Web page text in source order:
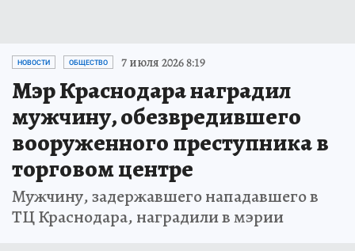
НОВОСТИ ОБЩЕСТВО 7 июля 2026 8:19
Мэр Краснодара наградил
мужчину, обезвредившего
вооруженного преступника в
торговом центре
Мужчину, задержавшего нападавшего в
ТЦ Краснодара, наградили в мэрии